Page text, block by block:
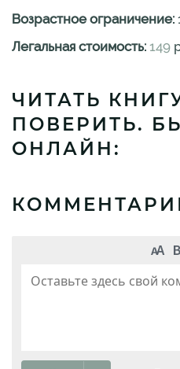
Возрастное ограничение:
Легальная стоимость: 149
ЧИТАТЬ
ПОВЕРИТЬ.
ОНЛАЙН: